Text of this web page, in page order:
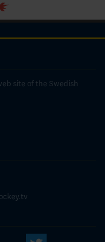
site of the Swedish